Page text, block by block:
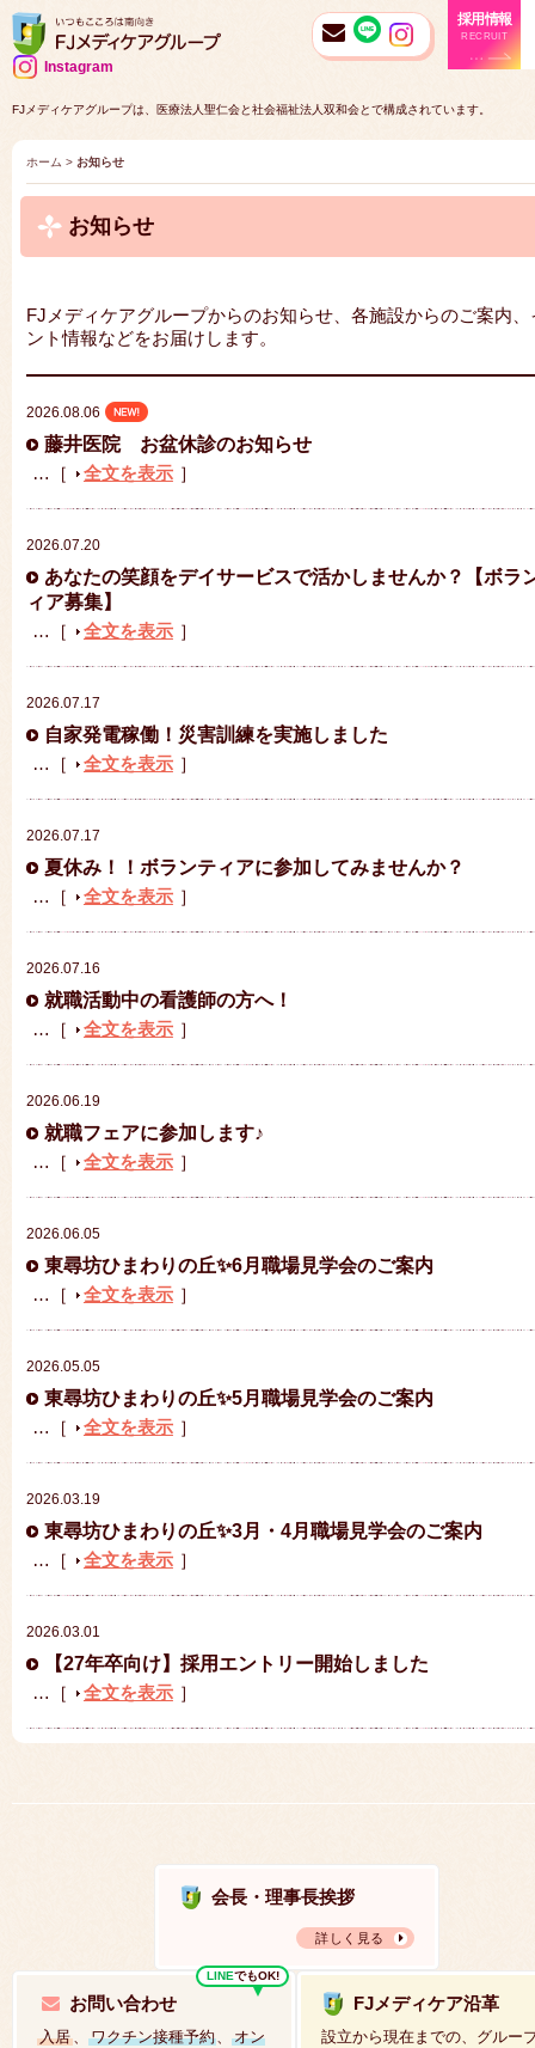
Instagram
FJメディケアグループは、医療法人聖仁会と社会福祉法人双和会とで構成されています。
採用情報
RECRUIT
ホーム > お知らせ
お知らせ
FJメディケアグループからのお知らせ、各施設からのご案内、
ント情報などをお届けします。
2026.08.06
藤井医院 お盆休診のお知らせ
…［ 全文を表示 ］
2026.07.20
あなたの笑顔をデイサービスで活かしませんか？【ボラ
ィア募集】
…［ 全文を表示 ］
2026.07.17
自家発電稼働！災害訓練を実施しました
…［ 全文を表示 ］
2026.07.17
夏休み！！ボランティアに参加してみませんか？
…［ 全文を表示 ］
2026.07.16
就職活動中の看護師の方へ！
…［ 全文を表示 ］
2026.06.19
就職フェアに参加します♪
…［ 全文を表示 ］
2026.06.05
東尋坊ひまわりの丘✨6月職場見学会のご案内
…［ 全文を表示 ］
2026.05.05
東尋坊ひまわりの丘✨5月職場見学会のご案内
…［ 全文を表示 ］
2026.03.19
東尋坊ひまわりの丘✨3月・4月職場見学会のご案内
…［ 全文を表示 ］
2026.03.01
【27年卒向け】採用エントリー開始しました
…［ 全文を表示 ］
会長・理事長挨拶
詳しく見る
お問い合わせ
LINEでもOK!
入居、 ワクチン接種予約、オン
FJメディケア沿革
設立から現在までの、グルー